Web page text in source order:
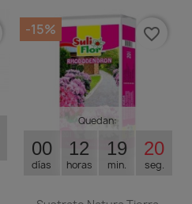
Quedan:
00
días
12
horas
19
min.
20
seg.
-15% favorite_border